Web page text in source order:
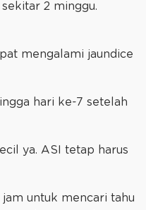
2 minggu.
mengalami jaundice
hari ke-7 setelah
ya. ASI tetap harus
untuk mencari tahu